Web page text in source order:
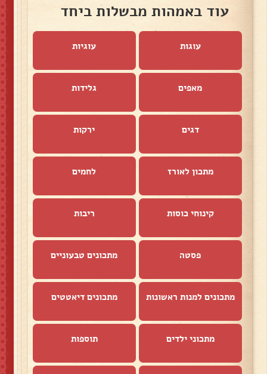
עוד באמהות מבשלות ביחד
עוגות עוגיות
מאפים גלידות
דגים ירקות
מתכון לאורז לחמים
קינוחי כוסות ריבות
פסטה מתכונים טבעוניים
מתכונים למנות ראשונות מתכונים דיאטטים
מתכוני ילדים תוספות